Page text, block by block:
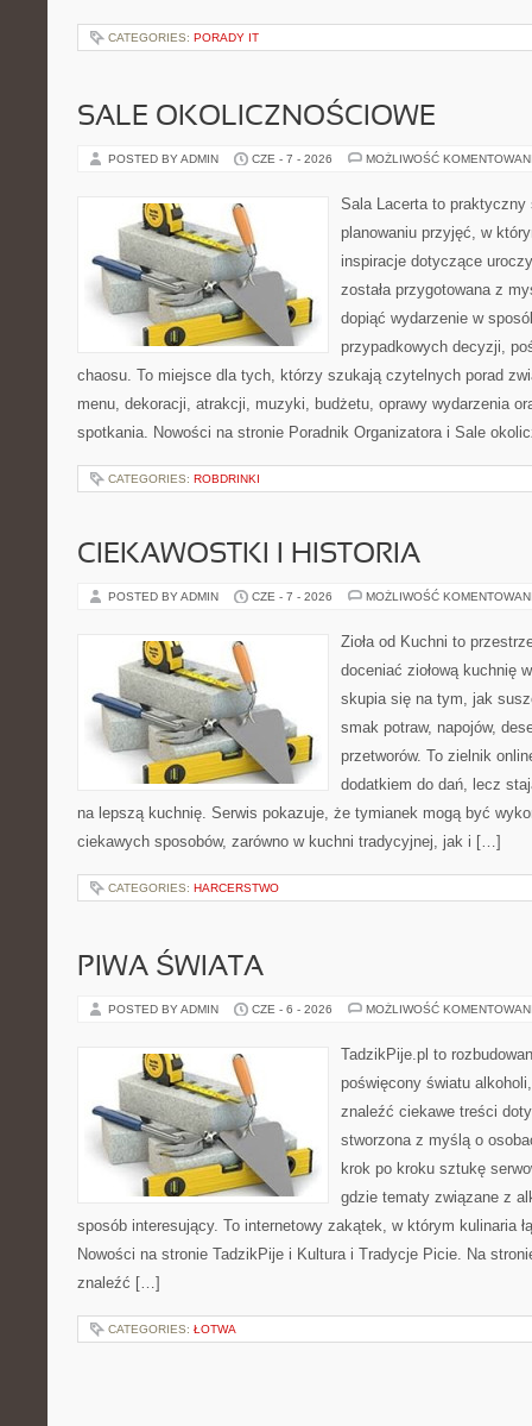
CATEGORIES: PORADY IT
SALE OKOLICZNOŚCIOWE
POSTED BY ADMIN CZE - 7 - 2026 MOŻLIWOŚĆ
Sala Lacerta to praktyczny
planowaniu przyjęć, w
inspiracje dotyczące
została przygotowana z
dopiąć wydarzenie w
przypadkowych decyzji,
chaosu. To miejsce dla tych, którzy szukają czytelnych porad
menu, dekoracji, atrakcji, muzyki, budżetu, oprawy wydarzenia
spotkania. Nowości na stronie Poradnik Organizatora i Sale
CATEGORIES: ROBDRINKI
CIEKAWOSTKI I HISTORIA
POSTED BY ADMIN CZE - 7 - 2026 MOŻLIWOŚĆ
Zioła od Kuchni to
doceniać ziołową kuchnię
skupia się na tym, jak
smak potraw, napojów,
przetworów. To zielnik
dodatkiem do dań, lecz
na lepszą kuchnię. Serwis pokazuje, że tymianek mogą być
ciekawych sposobów, zarówno w kuchni tradycyjnej, jak i […]
CATEGORIES: HARCERSTWO
PIWA ŚWIATA
POSTED BY ADMIN CZE - 6 - 2026 MOŻLIWOŚĆ
TadzikPije.pl to
poświęcony światu
znaleźć ciekawe treści
stworzona z myślą o
krok po kroku sztukę
gdzie tematy związane z
sposób interesujący. To internetowy zakątek, w którym kulinaria
Nowości na stronie TadzikPije i Kultura i Tradycje Picie. Na
znaleźć […]
CATEGORIES: ŁOTWA